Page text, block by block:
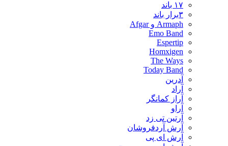
۱۷ باند
۳برار باند
Armaph و Afgar
Emo Band
Espertip
Homxigen
The Ways
Today Band
آدرین
آراد
آراز کمانگر
آراو
آرتین تی زد
آرش آردفروشان
آرش ای پی